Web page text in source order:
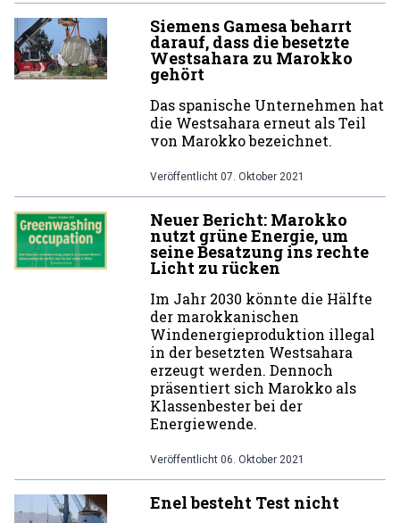
Siemens Gamesa beharrt
darauf, dass die besetzte
Westsahara zu Marokko
gehört
Das spanische Unternehmen hat
die Westsahara erneut als Teil
von Marokko bezeichnet.
Veröffentlicht 07. Oktober 2021
Neuer Bericht: Marokko
nutzt grüne Energie, um
seine Besatzung ins rechte
Licht zu rücken
Im Jahr 2030 könnte die Hälfte
der marokkanischen
Windenergieproduktion illegal
in der besetzten Westsahara
erzeugt werden. Dennoch
präsentiert sich Marokko als
Klassenbester bei der
Energiewende.
Veröffentlicht 06. Oktober 2021
Enel besteht Test nicht